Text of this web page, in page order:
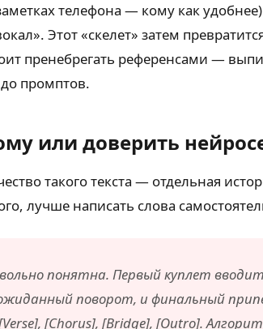
телефона — кому как
Этот «скелет» затем
пренебрегать референсами —
промптов.
или доверить
такого текста — отдельная
лучше написать слова
понятна. Первый куплет
поворот, и финальный
[Chorus], [Bridge], [Outro].